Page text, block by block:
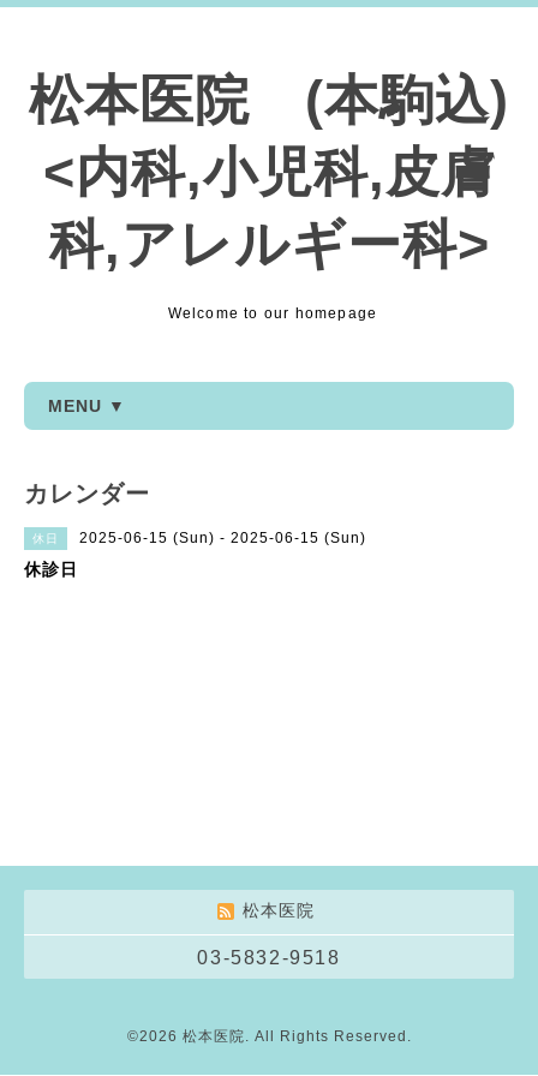
松本医院 (本駒込)
<内科,小児科,皮膚
科,アレルギー科>
Welcome to our homepage
MENU ▼
カレンダー
休日 2025-06-15 (Sun) - 2025-06-15 (Sun)
休診日
松本医院
03-5832-9518
©2026 松本医院. All Rights Reserved.